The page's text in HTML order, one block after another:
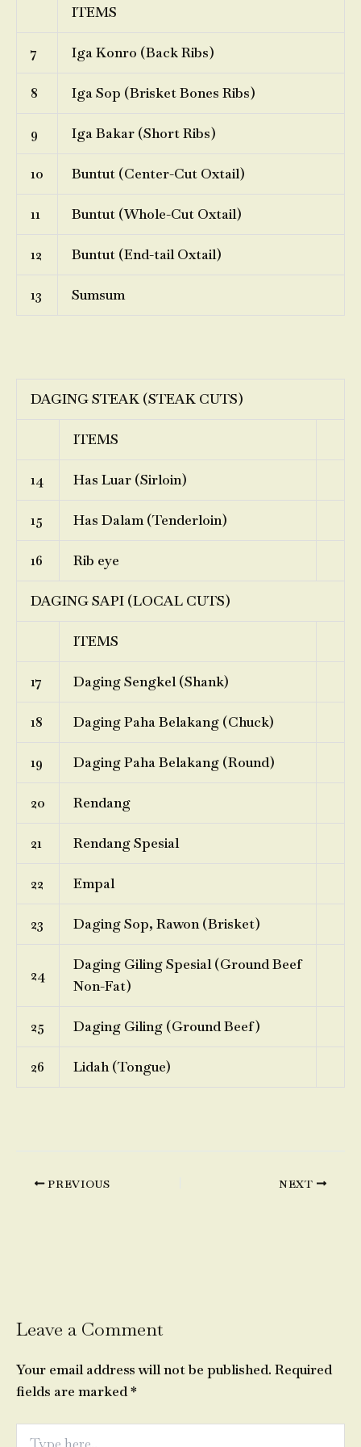
ITEMS
7 Iga Konro (Back Ribs)
8 Iga Sop (Brisket Bones Ribs)
9 Iga Bakar (Short Ribs)
10 Buntut (Center-Cut Oxtail)
11 Buntut (Whole-Cut Oxtail)
12 Buntut (End-tail Oxtail)
13 Sumsum
DAGING STEAK (STEAK CUTS)
ITEMS
14 Has Luar (Sirloin)
15 Has Dalam (Tenderloin)
16 Rib eye
DAGING SAPI (LOCAL CUTS)
ITEMS
17 Daging Sengkel (Shank)
18 Daging Paha Belakang (Chuck)
19 Daging Paha Belakang (Round)
20 Rendang
21 Rendang Spesial
22 Empal
23 Daging Sop, Rawon (Brisket)
24
Daging Giling Spesial (Ground Beef
Non-Fat)
25 Daging Giling (Ground Beef)
26 Lidah (Tongue)
PREVIOUS NEXT
Leave a Comment
Your email address will not be published. Required
fields are marked*